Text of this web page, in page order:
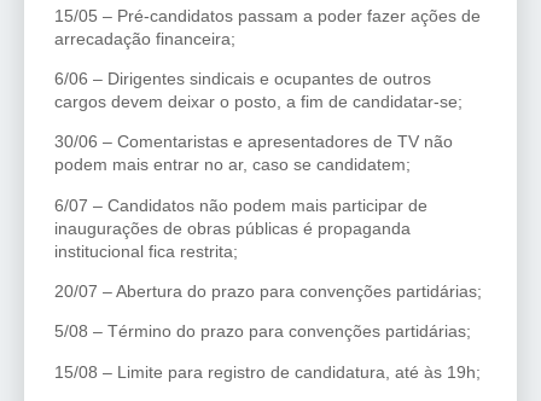
15/05 – Pré-candidatos passam a poder fazer ações de
arrecadação financeira;
6/06 – Dirigentes sindicais e ocupantes de outros
cargos devem deixar o posto, a fim de candidatar-se;
30/06 – Comentaristas e apresentadores de TV não
podem mais entrar no ar, caso se candidatem;
6/07 – Candidatos não podem mais participar de
inaugurações de obras públicas é propaganda
institucional fica restrita;
20/07 – Abertura do prazo para convenções partidárias;
5/08 – Término do prazo para convenções partidárias;
15/08 – Limite para registro de candidatura, até às 19h;